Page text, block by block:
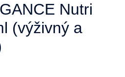
Nutri
(výživný a